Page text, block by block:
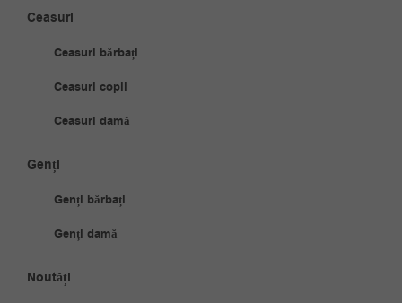
Ceasuri
Ceasuri bărbați
Ceasuri copii
Ceasuri damă
Genți
Genți bărbați
Genți damă
Noutăți